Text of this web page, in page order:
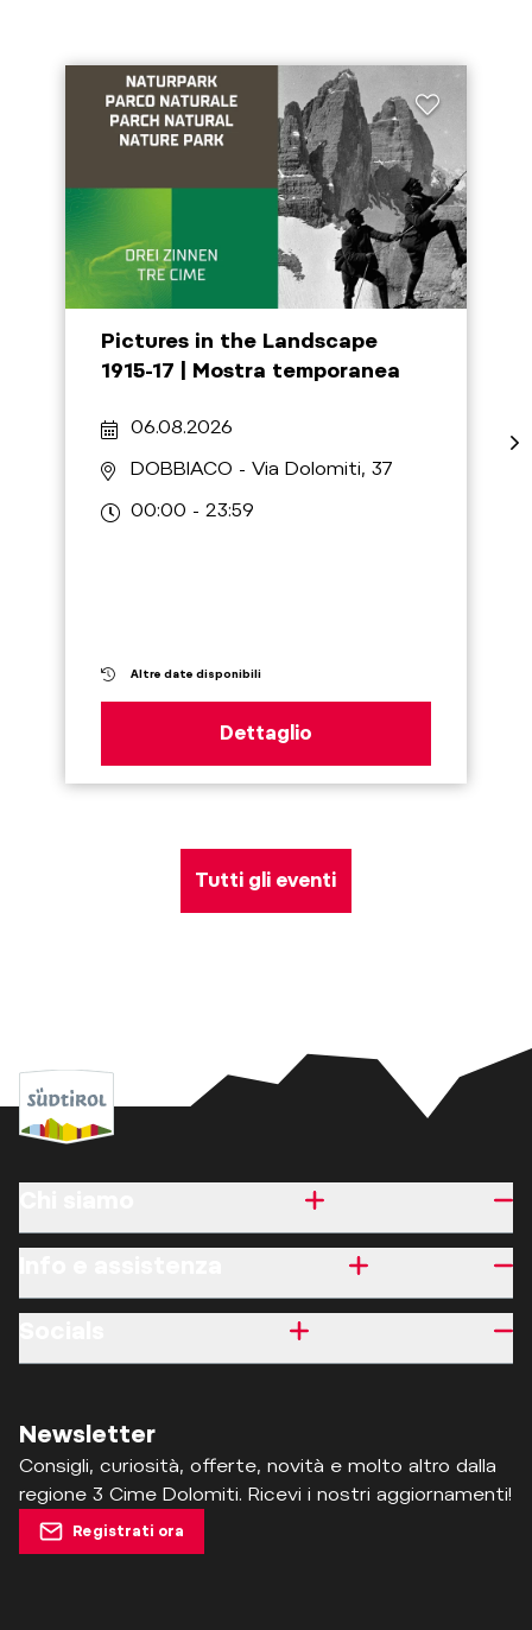
Pictures in the Landscape
1915-17 | Mostra temporanea
06.08.2026
DOBBIACO - Via Dolomiti, 37
00:00 - 23:59
Altre date disponibili
Dettaglio
Tutti gli eventi
Newsletter
Consigli, curiosità, offerte, novità e molto altro dalla
regione 3 Cime Dolomiti. Ricevi i nostri aggiornamenti!
Registrati ora